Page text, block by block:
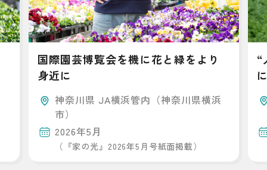
国際園芸博覧会を機に花と緑をより
身近に
神奈川県 JA横浜管内（神奈川県横浜
市）
2026年5月
（『家の光』2026年5月号紙面掲載）
“